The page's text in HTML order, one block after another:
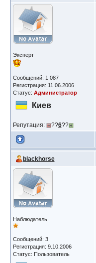
Эксперт
Сообщений: 1 087
Регистрация: 11.06.2006
Статус: Администратор
Киев
Репутация: ??6??
blackhorse
Наблюдатель
Сообщений: 3
Регистрация: 9.10.2006
Статус: Пользователь